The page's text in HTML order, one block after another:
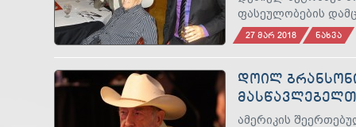
ფასეულობების
27 ᲛᲐᲠ 2018 ᲜᲐᲮᲕᲐ
ᲓᲝᲘᲚ
ᲣᲭᲔᲠᲡ
ამერიკის